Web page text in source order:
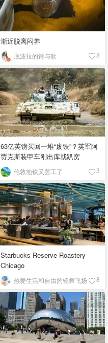
渐近脱离闷养
底波拉的诗与歌 8
63亿英镑买回一堆“废铁”？英军阿
贾克斯装甲车刚出库就趴窝
伦敦地铁又罢工了 3
Starbucks Reserve Roastery
Chicago
热爱生活和自由的轻舞飞扬 8